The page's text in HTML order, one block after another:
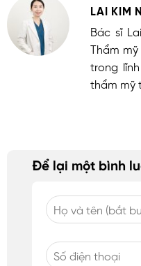
LAI KIM
Bác sĩ
Thẩm
trong
thẩm mỹ
Để lại một bình